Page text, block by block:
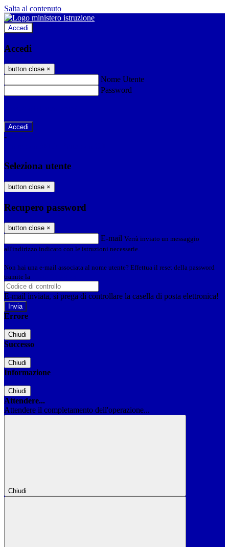
Salta al contenuto
Accedi
Accedi
button close ×
Nome Utente
Password
-
Seleziona utente
button close ×
Recupero password
button close ×
E-mail Verrà inviato un messaggio
all'indirizzo indicato con le istruzioni necessarie.
Non hai una e-mail associata al nome utente? Effettua il reset della password
tramite la
E-mail inviata, si prega di controllare la casella di posta elettronica!
Errore
Chiudi
Successo
Chiudi
Informazione
Chiudi
Attendere...
Attendere il completamento dell'operazione...
Chiudi